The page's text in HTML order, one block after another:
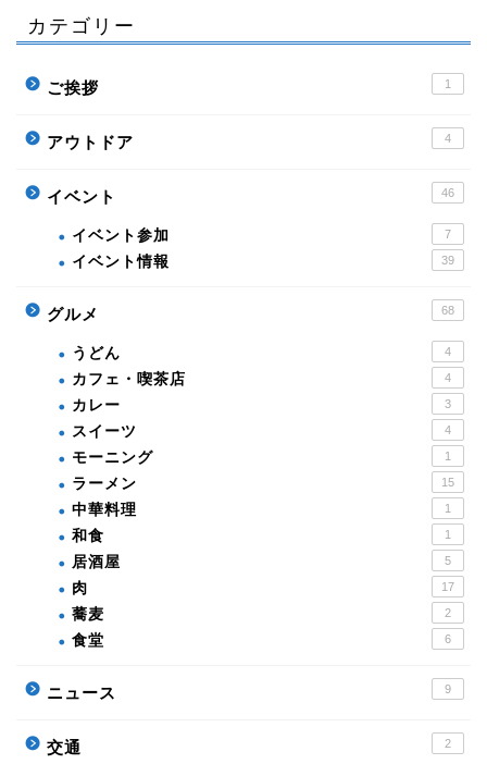
カテゴリー
ご挨拶 1
アウトドア 4
イベント 46
イベント参加 7
イベント情報 39
グルメ 68
うどん 4
カフェ・喫茶店 4
カレー 3
スイーツ 4
モーニング 1
ラーメン 15
中華料理 1
和食 1
居酒屋 5
肉 17
蕎麦 2
食堂 6
ニュース 9
交通 2